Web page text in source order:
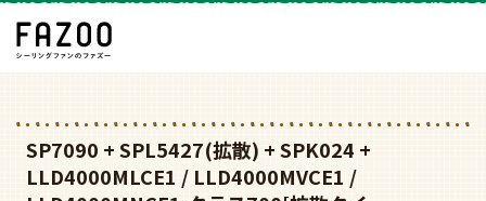
SP7090 + SPL5427(拡散) + SPK024 +
LLD4000MLCE1 / LLD4000MVCE1 /